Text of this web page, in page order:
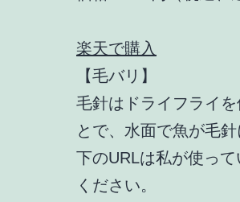
楽天で購入
【毛バリ】
毛針はドライフライ
とで、水面で魚が毛
下のURLは私が使っ
ください。